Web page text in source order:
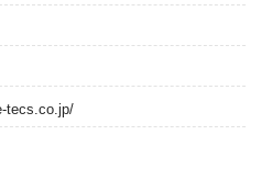
tecs.co.jp/